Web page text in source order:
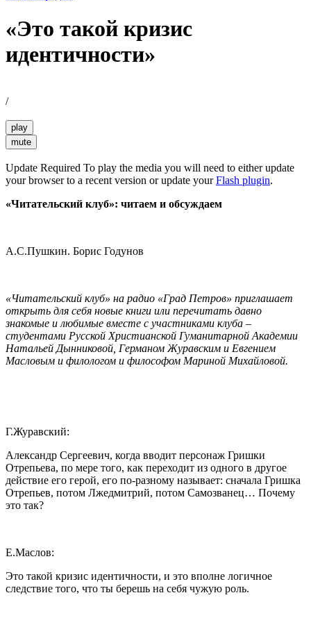
«Это такой кризис
идентичности»
/
play
mute
Update Required To play the media you will need to either update
your browser to a recent version or update yourFlash plugin.
«Читательский клуб»: читаем и обсуждаем
А.С.Пушкин. Борис Годунов
«Читательский клуб» на радио «Град Петров» приглашает
открыть для себя новые книги или перечитать давно
знакомые и любимые вместе с участниками клуба –
студентами Русской Христианской Гуманитарной Академии
Натальей Дынниковой, Германом Журавским и Евгением
Масловым и филологом и философом Мариной Михайловой.
Г.Журавский:
Александр Сергеевич, когда вводит персонаж Гришки
Отрепьева, по мере того, как переходит из одного в другое
действие его герой, его по-разному называет: сначала Гришка
Отрепьев, потом Лжедмитрий, потом Самозванец… Почему
это так?
Е.Маслов:
Это такой кризис идентичности, и это вполне логичное
следствие того, что ты берешь на себя чужую роль.